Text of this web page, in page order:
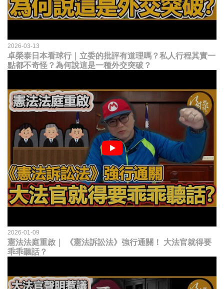
2026-03-13
卓榮泰日本看球行｜立委的批評有道理嗎？私人行程其實一
點都不奇怪？為何說這是一種外交突破？
2026-01-09
憲法法庭重啟｜ 《憲法訴訟法》強行通關！ 大法官就得要
乖乖聽話？